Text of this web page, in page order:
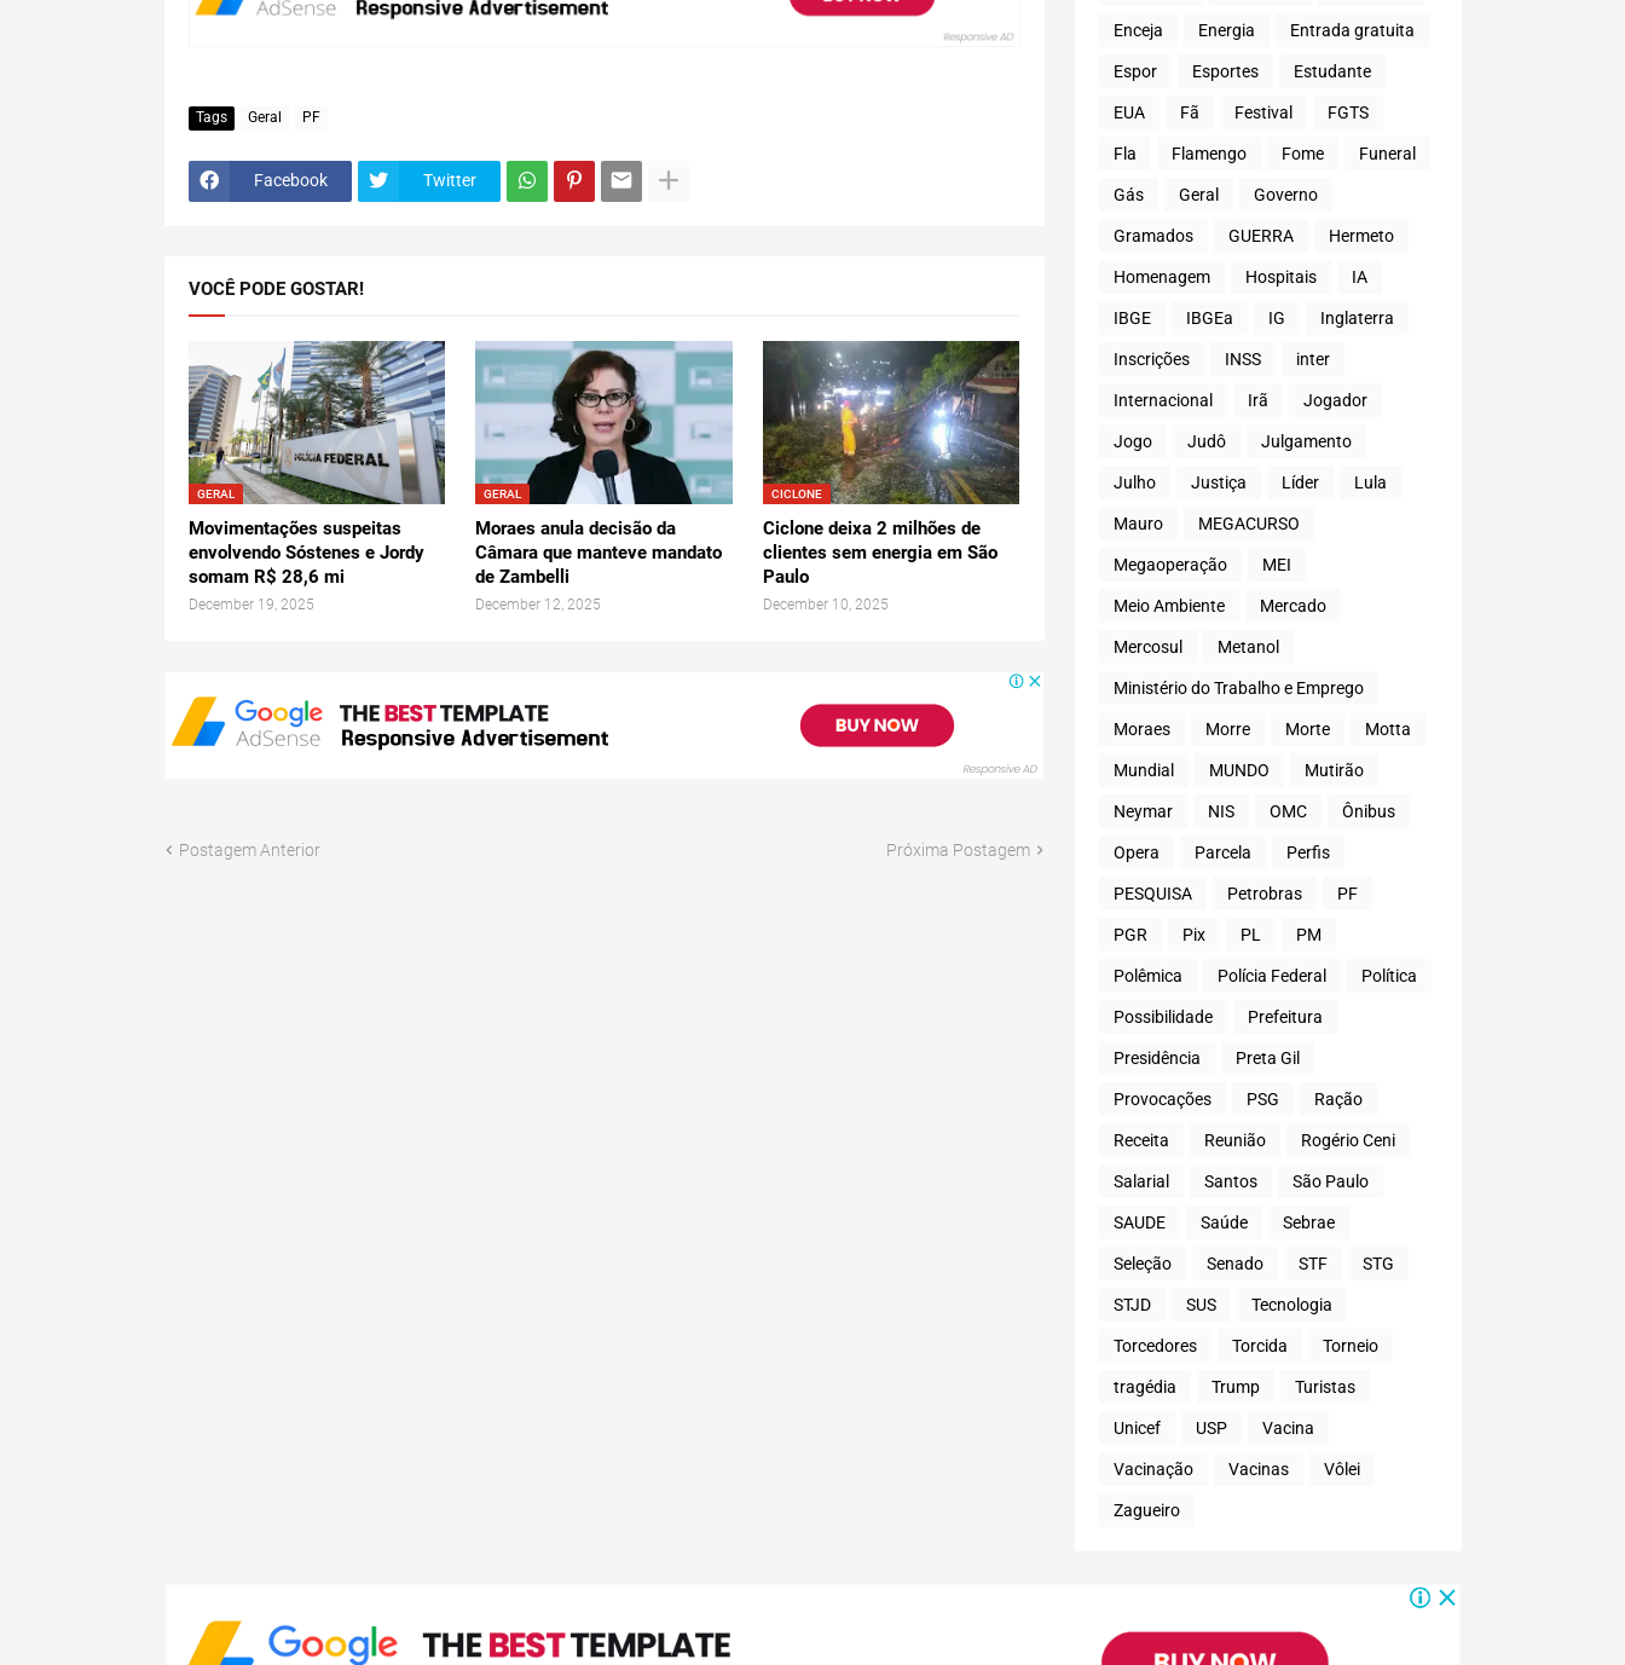
Tags Geral PF
Facebook Twitter
VOCÊ PODE GOSTAR!
GERAL
Movimentações suspeitas
envolvendo Sóstenes e Jordy
somam R$ 28,6 mi
December 19, 2025
GERAL
Moraes anula decisão da
Câmara que manteve mandato
de Zambelli
December 12, 2025
CICLONE
Ciclone deixa 2 milhões de
clientes sem energia em São
Paulo
December 10, 2025
Postagem Anterior Próxima Postagem
Enceja Energia Entrada gratuita
Espor Esportes Estudante
EUA Fã Festival FGTS
Fla Flamengo Fome Funeral
Gás Geral Governo
Gramados GUERRA Hermeto
Homenagem Hospitais IA
IBGE IBGEa IG Inglaterra
Inscrições INSS inter
Internacional Irã Jogador
Jogo Judô Julgamento
Julho Justiça Líder Lula
Mauro MEGACURSO
Megaoperação MEI
Meio Ambiente Mercado
Mercosul Metanol
Ministério do Trabalho e Emprego
Moraes Morre Morte Motta
Mundial MUNDO Mutirão
Neymar NIS OMC Ônibus
Opera Parcela Perfis
PESQUISA Petrobras PF
PGR Pix PL PM
Polêmica Polícia Federal Política
Possibilidade Prefeitura
Presidência Preta Gil
Provocações PSG Ração
Receita Reunião Rogério Ceni
Salarial Santos São Paulo
SAUDE Saúde Sebrae
Seleção Senado STF STG
STJD SUS Tecnologia
Torcedores Torcida Torneio
tragédia Trump Turistas
Unicef USP Vacina
Vacinação Vacinas Vôlei
Zagueiro